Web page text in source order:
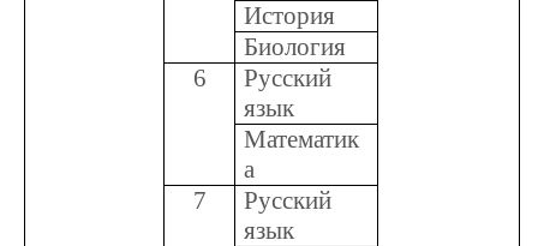
История
Биология
6
Русский
язык
Математик
а
7
Русский
язык